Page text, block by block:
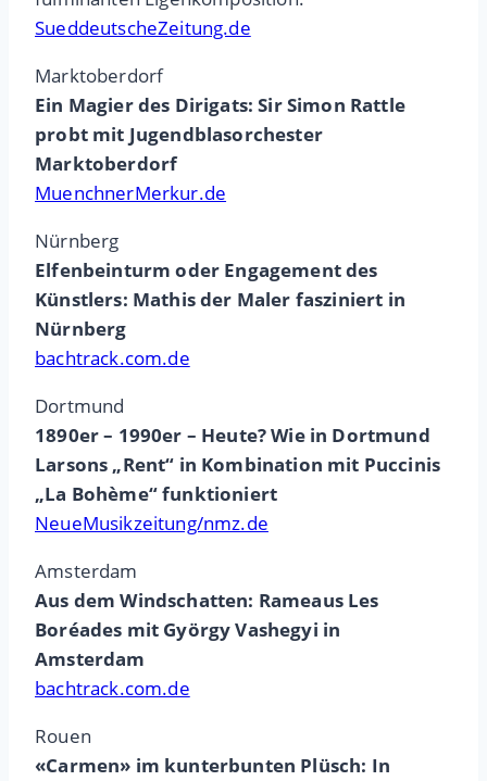
SueddeutscheZeitung.de
Marktoberdorf
Ein Magier des Dirigats: Sir Simon Rattle
probt mit Jugendblasorchester
Marktoberdorf
MuenchnerMerkur.de
Nürnberg
Elfenbeinturm oder Engagement des
Künstlers: Mathis der Maler fasziniert in
Nürnberg
bachtrack.com.de
Dortmund
1890er – 1990er – Heute? Wie in Dortmund
Larsons „Rent“ in Kombination mit Puccinis
„La Bohème“ funktioniert
NeueMusikzeitung/nmz.de
Amsterdam
Aus dem Windschatten: Rameaus Les
Boréades mit György Vashegyi in
Amsterdam
bachtrack.com.de
Rouen
«Carmen» im kunterbunten Plüsch: In